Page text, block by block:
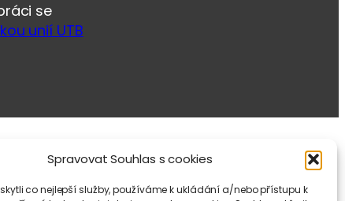
Spravovat Souhlas s cookies
co nejlepší služby, používáme k ukládání a/nebo přístupu k
se
unií UTB